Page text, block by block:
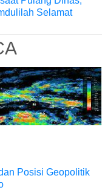
Selamat
Posisi Geopolitik